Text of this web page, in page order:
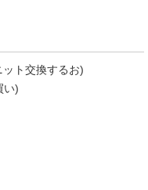
ト交換するお)
い)